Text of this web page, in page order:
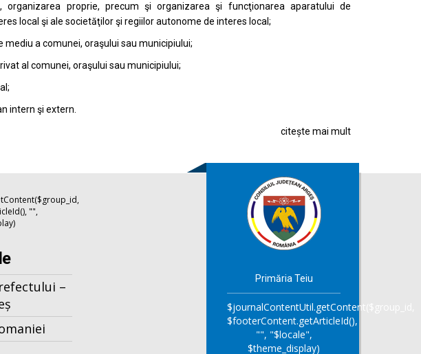
organizarea proprie, precum şi organizarea şi funcţionarea aparatului de
local şi ale societăţilor şi regiilor autonome de interes local;
a comunei, oraşului sau municipiului;
al comunei, oraşului sau municipiului;
intern şi extern.
citește mai mult
"",
–
Primăria Teiu
$journalContentUtil.getContent($group_id,
$footerContent.getArticleId(),
"", "$locale",
$theme_display)